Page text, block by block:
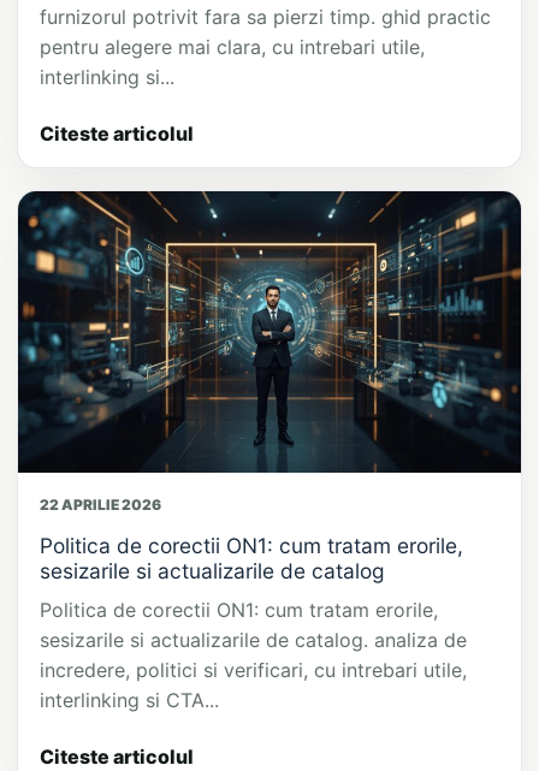
furnizorul potrivit fara sa pierzi timp. ghid practic
pentru alegere mai clara, cu intrebari utile,
interlinking si...
Citeste articolul
22 APRILIE 2026
Politica de corectii ON1: cum tratam erorile,
sesizarile si actualizarile de catalog
Politica de corectii ON1: cum tratam erorile,
sesizarile si actualizarile de catalog. analiza de
incredere, politici si verificari, cu intrebari utile,
interlinking si CTA...
Citeste articolul